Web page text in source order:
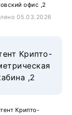
офис ,2
05.03.2026
Крипто-